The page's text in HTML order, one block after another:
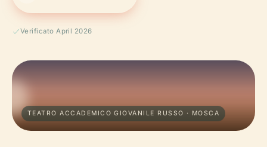
Verificato April 2026
TEATRO ACCADEMICO GIOVANILE RUSSO · MOSCA